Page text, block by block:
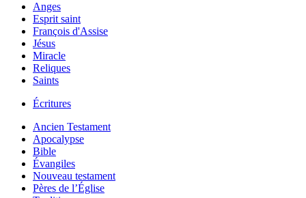
Anges
Esprit saint
François d'Assise
Jésus
Miracle
Reliques
Saints
Écritures
Ancien Testament
Apocalypse
Bible
Évangiles
Nouveau testament
Pères de l’Église